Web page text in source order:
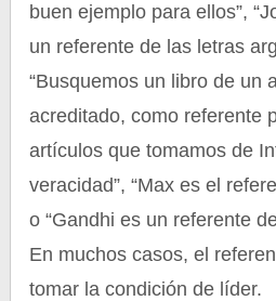
buen ejemplo para ellos”,
un referente de las letras
“Busquemos un libro de un
acreditado, como referente
artículos que tomamos de
veracidad”, “Max es el
o “Gandhi es un referente
En muchos casos, el
tomar la condición de líder.